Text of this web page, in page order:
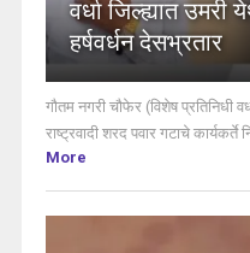
वर्धा जिल्ह्यात उमरी
हर्षवर्धन देसभ्रतार
गौतम नगरी चौफेर (विशेष प्रतिनिधी
राष्ट्रवादी शरद पवार गटाचे कार्यकर्ते
More